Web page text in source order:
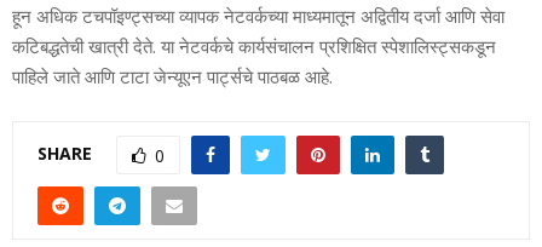
हून अधिक टचपॉइण्‍ट्सच्‍या व्‍यापक नेटवर्कच्‍या माध्‍यमातून अद्वितीय दर्जा आणि सेवा
कटिबद्धतेची खात्री देते. या नेटवर्कचे कार्यसंचालन प्रशिक्षित स्‍पेशालिस्‍ट्सकडून
पाहिले जाते आणि टाटा जेन्‍यूएन पार्ट्सचे पाठबळ आहे.
SHARE 0